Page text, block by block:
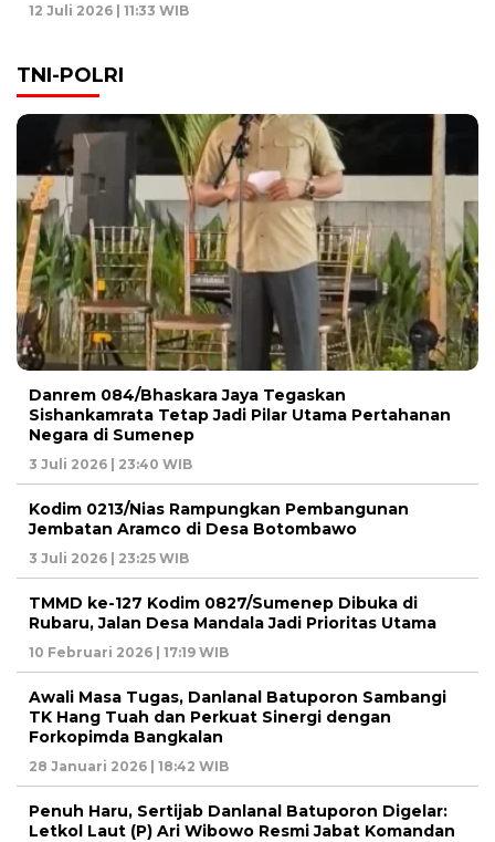
12 Juli 2026 | 11:33 WIB
TNI-POLRI
Danrem 084/Bhaskara Jaya Tegaskan
Sishankamrata Tetap Jadi Pilar Utama Pertahanan
Negara di Sumenep
3 Juli 2026 | 23:40 WIB
Kodim 0213/Nias Rampungkan Pembangunan
Jembatan Aramco di Desa Botombawo
3 Juli 2026 | 23:25 WIB
TMMD ke-127 Kodim 0827/Sumenep Dibuka di
Rubaru, Jalan Desa Mandala Jadi Prioritas Utama
10 Februari 2026 | 17:19 WIB
Awali Masa Tugas, Danlanal Batuporon Sambangi
TK Hang Tuah dan Perkuat Sinergi dengan
Forkopimda Bangkalan
28 Januari 2026 | 18:42 WIB
Penuh Haru, Sertijab Danlanal Batuporon Digelar:
Letkol Laut (P) Ari Wibowo Resmi Jabat Komandan